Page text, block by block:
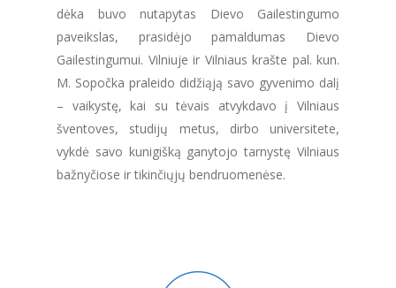
dėka buvo nutapytas Dievo Gailestingumo
paveikslas, prasidėjo pamaldumas Dievo
Gailestingumui. Vilniuje ir Vilniaus krašte pal. kun.
M. Sopočka praleido didžiąją savo gyvenimo dalį
– vaikystę, kai su tėvais atvykdavo į Vilniaus
šventoves, studijų metus, dirbo universitete,
vykdė savo kunigišką ganytojo tarnystę Vilniaus
bažnyčiose ir tikinčiųjų bendruomenėse.